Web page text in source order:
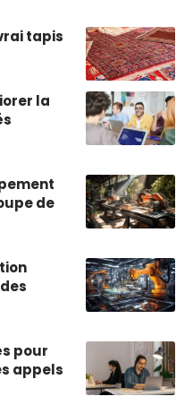
tapis
la
de
pour
appels